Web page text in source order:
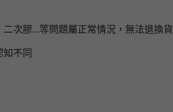
次膠...等問題屬正常情況，無法退換貨
不同